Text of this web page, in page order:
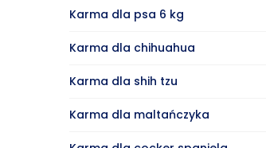
Karma dla psa 6 kg
Karma dla chihuahua
Karma dla shih tzu
Karma dla maltańczyka